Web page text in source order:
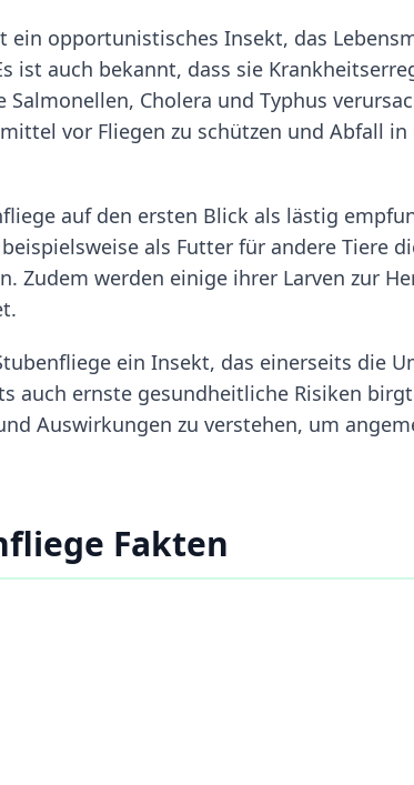
ein opportunistisches Insekt, das
ist auch bekannt, dass sie
Cholera und Typhus
vor Fliegen zu schützen und Abfall
auf den ersten Blick als lästig
als Futter für andere Tiere
Zudem werden einige ihrer Larven zur
ein Insekt, das einerseits die
auch ernste gesundheitliche Risiken
Auswirkungen zu verstehen, um
Fakten